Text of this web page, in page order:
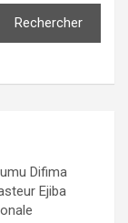
Rechercher
Difima
Ejiba